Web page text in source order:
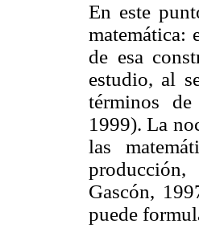
En este
matemática:
de esa
estudio, al
términos
1999). La
las
Gascón,
puede